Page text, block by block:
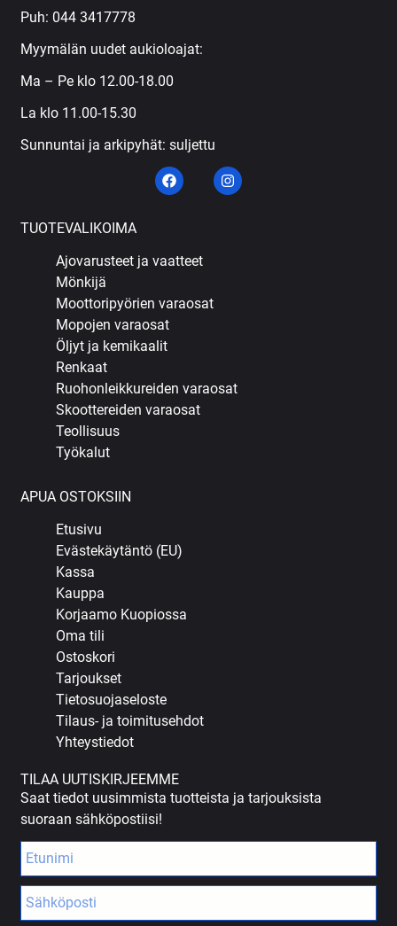
Puh: 044 3417778
Myymälän uudet aukioloajat:
Ma – Pe klo 12.00-18.00
La klo 11.00-15.30
Sunnuntai ja arkipyhät: suljettu
TUOTEVALIKOIMA
Ajovarusteet ja vaatteet
Mönkijä
Moottoripyörien varaosat
Mopojen varaosat
Öljyt ja kemikaalit
Renkaat
Ruohonleikkureiden varaosat
Skoottereiden varaosat
Teollisuus
Työkalut
APUA OSTOKSIIN
Etusivu
Evästekäytäntö (EU)
Kassa
Kauppa
Korjaamo Kuopiossa
Oma tili
Ostoskori
Tarjoukset
Tietosuojaseloste
Tilaus- ja toimitusehdot
Yhteystiedot
TILAA UUTISKIRJEEMME
Saat tiedot uusimmista tuotteista ja tarjouksista
suoraan sähköpostiisi!